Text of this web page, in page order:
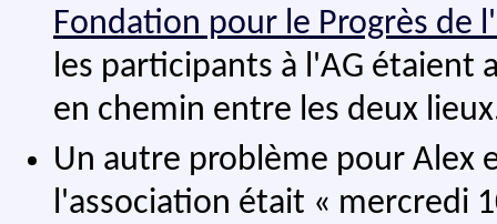
Fondation pour le Progrès de
les participants à l'AG étaient
en chemin entre les deux
Un autre problème pour Alex
l'association était « mercredi